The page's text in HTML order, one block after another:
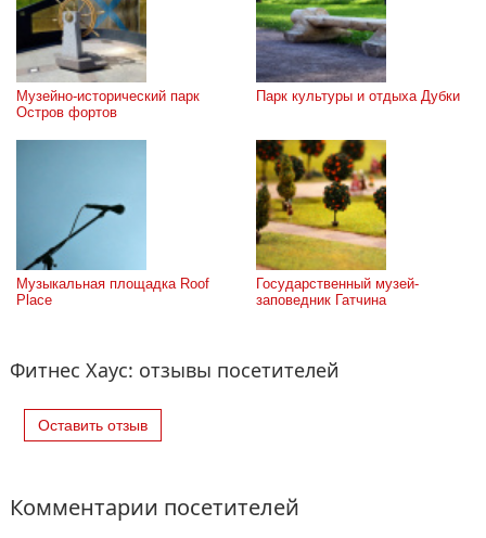
Музейно-исторический парк
Остров фортов
Парк культуры и отдыха Дубки
Музыкальная площадка Roof
Place
Государственный музей-
заповедник Гатчина
Фитнес Хаус: отзывы посетителей
Оставить отзыв
Комментарии посетителей